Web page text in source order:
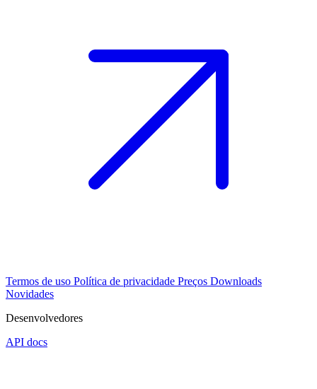
Termos de uso Política de privacidade Preços Downloads
Novidades
Desenvolvedores
API docs